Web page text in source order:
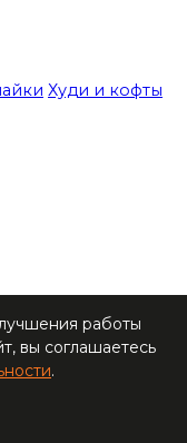
Худи и кофты
Накладки для
работы
вы соглашаетесь
.